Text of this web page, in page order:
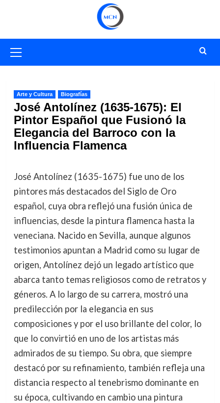
primario
Arte y Cultura Biografías
José Antolínez (1635-1675): El
Pintor Español que Fusionó la
Elegancia del Barroco con la
Influencia Flamenca
José Antolínez (1635-1675) fue uno de los
pintores más destacados del Siglo de Oro
español, cuya obra reflejó una fusión única de
influencias, desde la pintura flamenca hasta la
veneciana. Nacido en Sevilla, aunque algunos
testimonios apuntan a Madrid como su lugar de
origen, Antolínez dejó un legado artístico que
abarca tanto temas religiosos como de retratos y
géneros. A lo largo de su carrera, mostró una
predilección por la elegancia en sus
composiciones y por el uso brillante del color, lo
que lo convirtió en uno de los artistas más
admirados de su tiempo. Su obra, que siempre
destacó por su refinamiento, también refleja una
distancia respecto al tenebrismo dominante en
su época, cultivando en cambio una pintura